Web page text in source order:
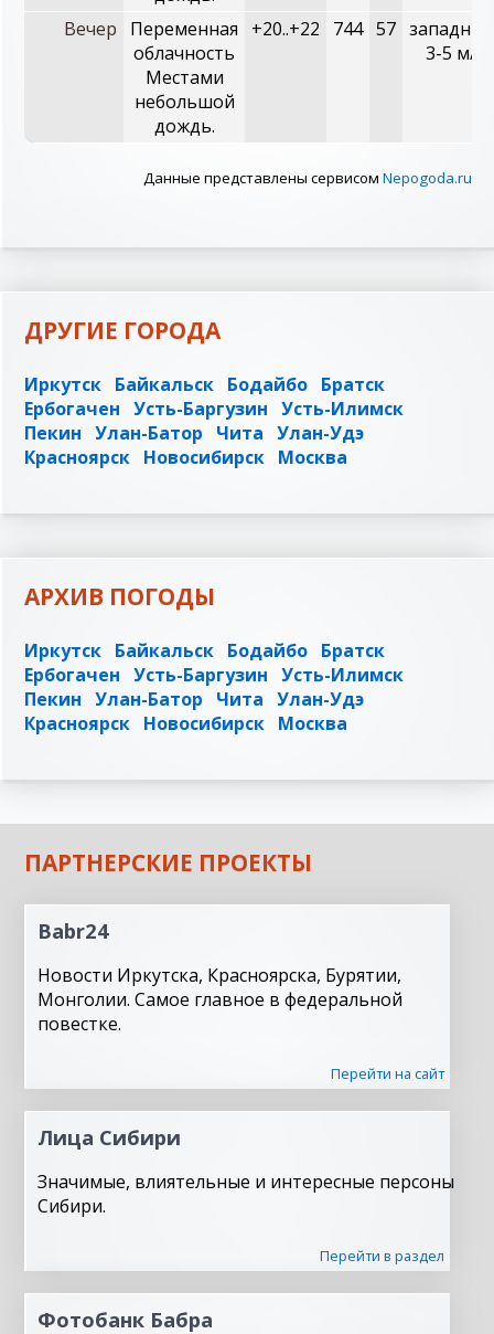
Вечер
Переменная
облачность
Местами
небольшой
дождь.
+20..+22 744 57
3-5 м/с
Данные представлены сервисом Nepogoda.ru
ДРУГИЕ ГОРОДА
Иркутск Байкальск Бодайбо Братск
Ербогачен Усть-Баргузин Усть-Илимск
Пекин Улан-Батор Чита Улан-Удэ
Красноярск Новосибирск Москва
АРХИВ ПОГОДЫ
Иркутск Байкальск Бодайбо Братск
Ербогачен Усть-Баргузин Усть-Илимск
Пекин Улан-Батор Чита Улан-Удэ
Красноярск Новосибирск Москва
ПАРТНЕРСКИЕ ПРОЕКТЫ
Babr24
Новости Иркутска, Красноярска, Бурятии,
Монголии. Самое главное в федеральной
повестке.
Перейти на сайт
Лица Сибири
Значимые, влиятельные и интересные персоны
Сибири.
Перейти в раздел
Фотобанк Бабра